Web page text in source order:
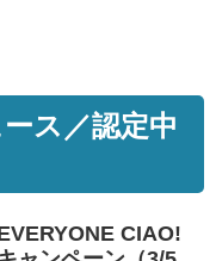
ス／認定中
CIAO!